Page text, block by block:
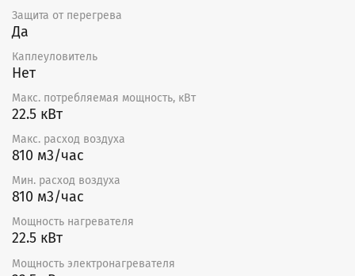
Защита от перегрева
Да
Каплеуловитель
Нет
Макс. потребляемая мощность, кВт
22.5 кВт
Макс. расход воздуха
810 м3/час
Мин. расход воздуха
810 м3/час
Мощность нагревателя
22.5 кВт
Мощность электронагревателя